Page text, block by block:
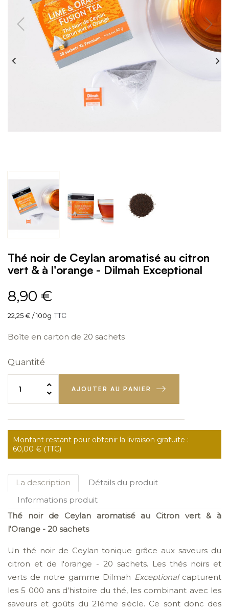
Thé noir de Ceylan aromatisé au citron
vert & à l'orange - Dilmah Exceptional
8,90 €
22,25 € / 100g TTC
Boîte en carton de 20 sachets
Quantité
AJOUTER AU PANIER
Montant restant pour obtenir la livraison gratuite :
60,00 € (TTC)
La description
Détails du produit
Informations produit
Thé noir de Ceylan aromatisé au Citron vert & à
l'Orange - 20 sachets
Un thé noir de Ceylan tonique grâce aux saveurs du
citron et de l'orange - 20 sachets. Les thés noirs et
verts de notre gamme Dilmah Exceptionalcapturent
les 5 000 ans d’histoire du thé, les combinant avec les
saveurs et goûts du 21ème siècle. Ce sont donc des